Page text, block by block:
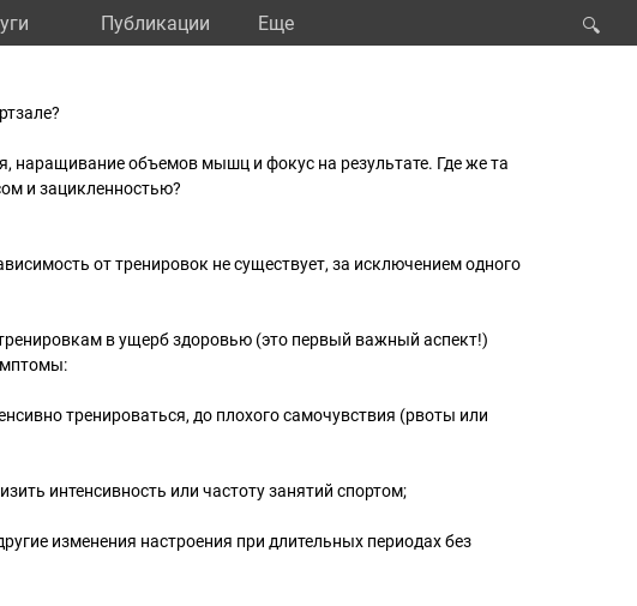
Публикации Eще 🔍
наращивание объемов мышц и фокус на результате. Где же та
и зацикленностью?
от тренировок не существует, за исключением одного
в ущерб здоровью (это первый важный аспект!)
тренироваться, до плохого самочувствия (рвоты или
интенсивность или частоту занятий спортом;
изменения настроения при длительных периодах без